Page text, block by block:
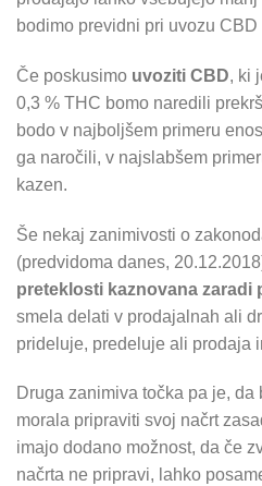
bodimo previdni pri uvozu CBD
Če poskusimo uvoziti CBD, ki
0,3 % THC bomo naredili
bodo v najboljšem primeru
ga naročili, v najslabšem
kazen.
Še nekaj zanimivosti o
(predvidoma danes,
preteklosti kaznovana zaradi
smela delati v prodajalnah ali
prideluje, predeluje ali prodaja
Druga zanimiva točka pa je, da
morala pripraviti svoj načrt
imajo dodano možnost, da če
načrta ne pripravi, lahko